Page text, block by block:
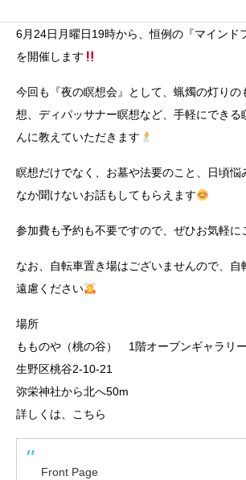
6月24日月曜日19時から、恒例の『マインド
を開催します
今回も『夜の瞑想会』として、蝋燭の灯りの
想、ディパッサナー瞑想など、手軽にできる
んに教えていただきます
瞑想だけでなく、お墓や法要のこと、日頃悩
なか聞けないお話もしてもらえます
参加費も予約も不要ですので、ぜひお気軽に
なお、自転車置き場はございませんので、自
遠慮ください
場所
もものや（桃の谷） 1階オープンギャラリー
生野区桃谷2-10-21
弥栄神社から北へ50m
詳しくは、こちら
Front Page